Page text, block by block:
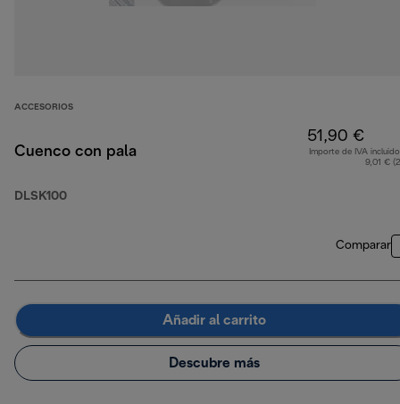
ACCESORIOS
Cuenco con pala
DLSK100
51,90 €
Importe de IVA
9,01 €
Comparar
Añadir al carrito
Descubre más